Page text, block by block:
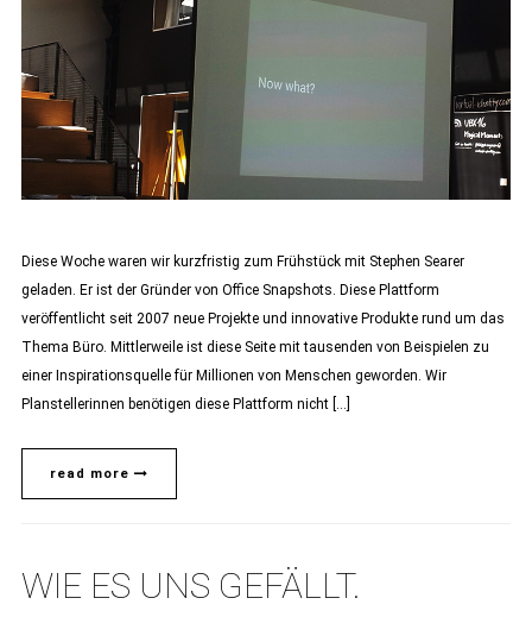
Diese Woche waren wir kurzfristig zum Frühstück mit Stephen Searer
geladen. Er ist der Gründer von Office Snapshots. Diese Plattform
veröffentlicht seit 2007 neue Projekte und innovative Produkte rund um das
Thema Büro. Mittlerweile ist diese Seite mit tausenden von Beispielen zu
einer Inspirationsquelle für Millionen von Menschen geworden. Wir
Planstellerinnen benötigen diese Plattform nicht […]
read more
WIE ES UNS GEFÄLLT.